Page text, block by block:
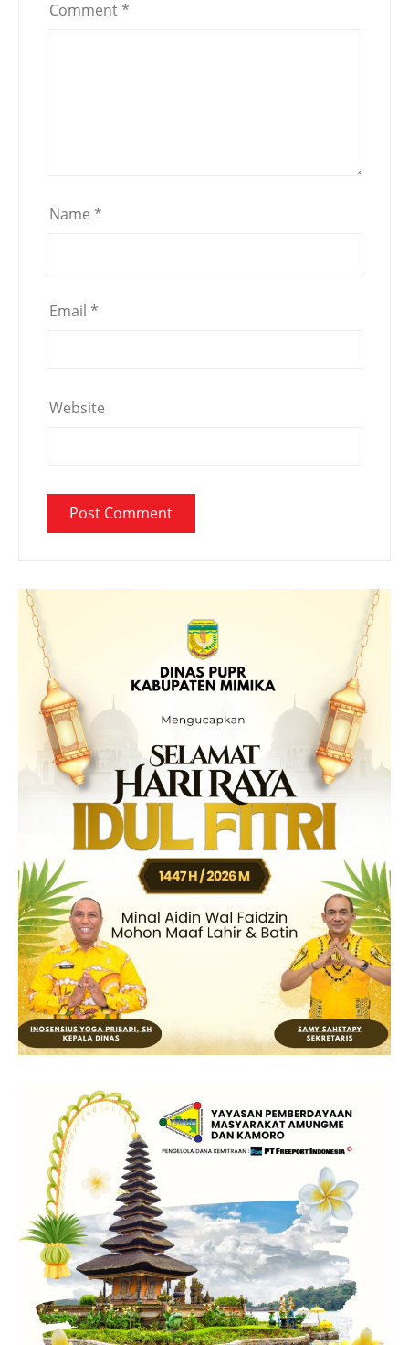
Comment *
Name *
Email *
Website